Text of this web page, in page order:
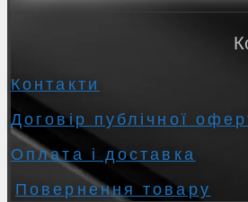
Контакти
Договір публічної
Оплата і доставка
Повернення товару